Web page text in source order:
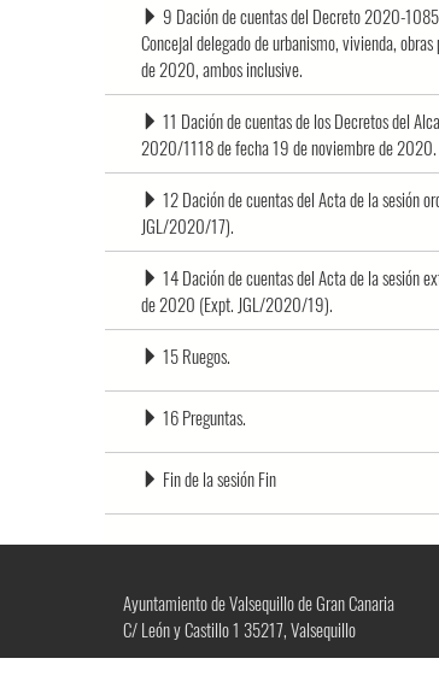
9 Dación de cuentas del Decreto 2020-
Concejal delegado de urbanismo, vivienda,
de 2020, ambos inclusive.
11 Dación de cuentas de los Decretos del
2020/1118 de fecha 19 de noviembre de 2020.
12 Dación de cuentas del Acta de la sesión
JGL/2020/17).
14 Dación de cuentas del Acta de la sesión
de 2020 (Expt. JGL/2020/19).
15 Ruegos.
16 Preguntas.
Fin de la sesión Fin
Ayuntamiento de Valsequillo de Gran Canaria
C/ León y Castillo 1 35217, Valsequillo